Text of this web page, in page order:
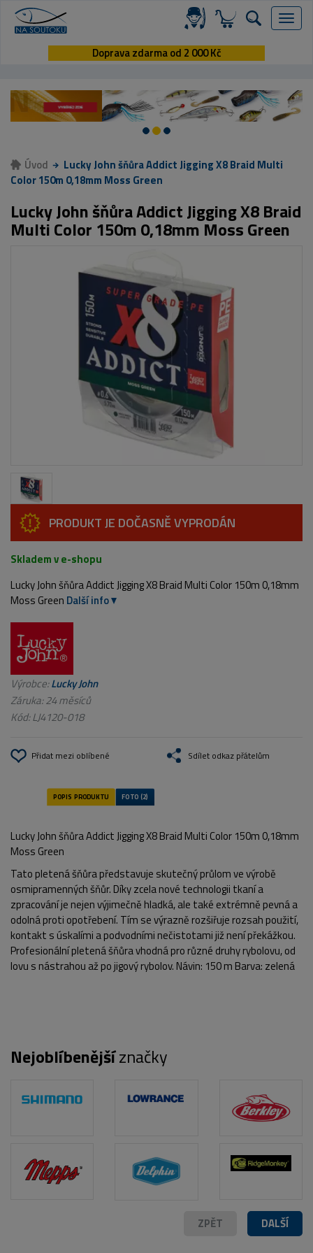
Menu
Doprava zdarma od 2 000 Kč
Úvod
Lucky John šňůra Addict Jigging X8 Braid Multi
Color 150m 0,18mm Moss Green
Lucky John šňůra Addict Jigging X8 Braid
Multi Color 150m 0,18mm Moss Green
PRODUKT JE DOČASNĚ VYPRODÁN
Skladem v e-shopu
Lucky John šňůra Addict Jigging X8 Braid Multi Color 150m 0,18mm
Moss Green Další info
Výrobce:Lucky John
Záruka: 24 měsíců
Kód:LJ4120-018
Přidat mezi oblíbené Sdílet odkaz přátelům
POPIS PRODUKTU FOTO (2)
Lucky John šňůra Addict Jigging X8 Braid Multi Color 150m 0,18mm
Moss Green
Tato pletená šňůra představuje skutečný průlom ve výrobě
osmipramenných šňůr. Díky zcela nové technologii tkaní a
zpracování je nejen výjimečně hladká, ale také extrémně pevná a
odolná proti opotřebení. Tím se výrazně rozšiřuje rozsah použití,
kontakt s úskalími a podvodními nečistotami již není překážkou.
Profesionální pletená šňůra vhodná pro různé druhy rybolovu, od
lovu s nástrahou až po jigový rybolov. Návin: 150 m Barva: zelená
Nejoblíbenějšíznačky
DALŠÍ
ZPĚT